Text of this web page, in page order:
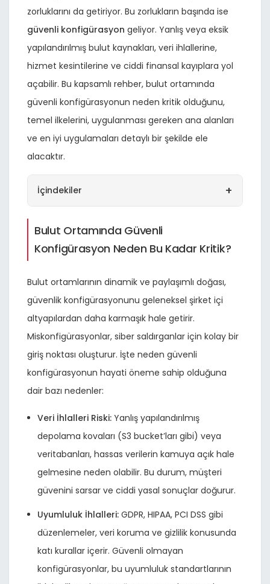
zorluklarını da getiriyor. Bu zorlukların başında ise
güvenli konfigürasyon geliyor. Yanlış veya eksik
yapılandırılmış bulut kaynakları, veri ihlallerine,
hizmet kesintilerine ve ciddi finansal kayıplara yol
açabilir. Bu kapsamlı rehber, bulut ortamında
güvenli konfigürasyonun neden kritik olduğunu,
temel ilkelerini, uygulanması gereken ana alanları
ve en iyi uygulamaları detaylı bir şekilde ele
alacaktır.
İçindekiler +
Bulut Ortamında Güvenli
Konfigürasyon Neden Bu Kadar Kritik?
Bulut ortamlarının dinamik ve paylaşımlı doğası,
güvenlik konfigürasyonunu geleneksel şirket içi
altyapılardan daha karmaşık hale getirir.
Miskonfigürasyonlar, siber saldırganlar için kolay bir
giriş noktası oluşturur. İşte neden güvenli
konfigürasyonun hayati öneme sahip olduğuna
dair bazı nedenler:
Veri İhlalleri Riski: Yanlış yapılandırılmış
depolama kovaları (S3 bucket’ları gibi) veya
veritabanları, hassas verilerin kamuya açık hale
gelmesine neden olabilir. Bu durum, müşteri
güvenini sarsar ve ciddi yasal sonuçlar doğurur.
Uyumluluk İhlalleri: GDPR, HIPAA, PCI DSS gibi
düzenlemeler, veri koruma ve gizlilik konusunda
katı kurallar içerir. Güvenli olmayan
konfigürasyonlar, bu uyumluluk standartlarının